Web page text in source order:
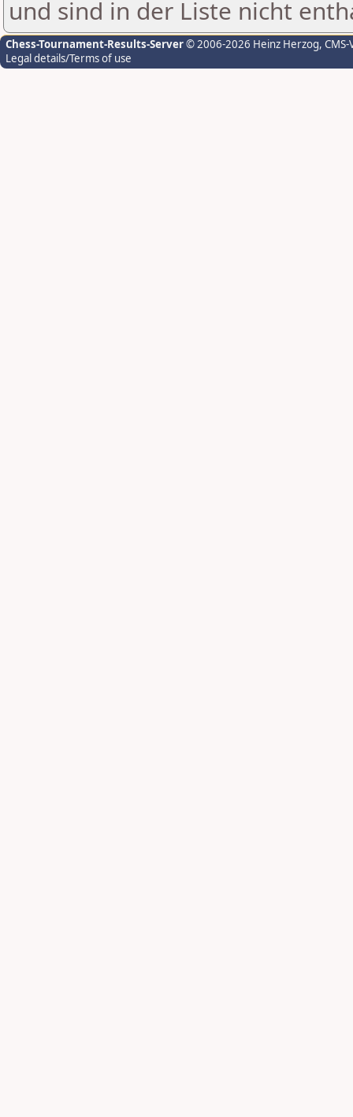
und sind in der Liste nicht
Chess-Tournament-Results-Server© 2006-2026 Heinz Herzog,
Legal details/Terms of use